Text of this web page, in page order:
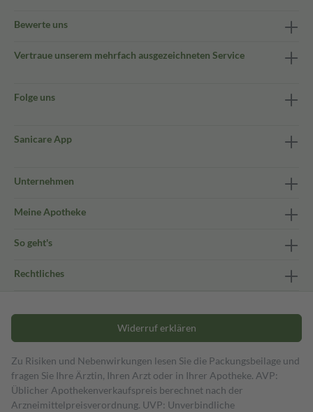
Bewerte uns
Vertraue unserem mehrfach ausgezeichneten Service
Folge uns
Sanicare App
Unternehmen
Meine Apotheke
So geht's
Rechtliches
Widerruf erklären
Zu Risiken und Nebenwirkungen lesen Sie die Packungsbeilage und
fragen Sie Ihre Ärztin, Ihren Arzt oder in Ihrer Apotheke. AVP:
Üblicher Apothekenverkaufspreis berechnet nach der
Arzneimittelpreisverordnung. UVP: Unverbindliche